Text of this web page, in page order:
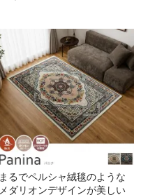
まるでペルシャ絨毯のような
メダリオンデザインが美しい